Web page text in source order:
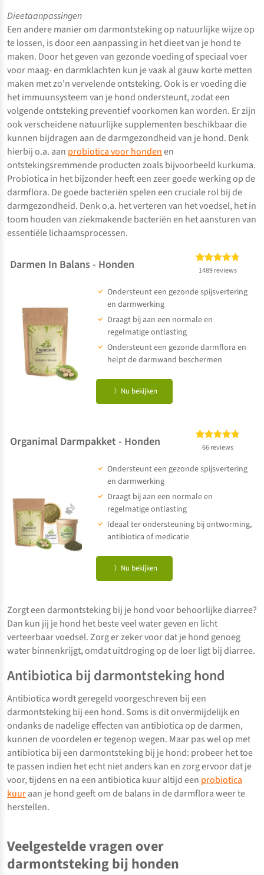
Dieetaanpassingen
Een andere manier om darmontsteking op natuurlijke wijze op
te lossen, is door een aanpassing in het dieet van je hond te
maken. Door het geven van gezonde voeding of speciaal voer
voor maag- en darmklachten kun je vaak al gauw korte metten
maken met zo’n vervelende ontsteking. Ook is er voeding die
het immuunsysteem van je hond ondersteunt, zodat een
volgende ontsteking preventief voorkomen kan worden. Er zijn
ook verscheidene natuurlijke supplementen beschikbaar die
kunnen bijdragen aan de darmgezondheid van je hond. Denk
hierbij o.a. aan probiotica voor hondenen
ontstekingsremmende producten zoals bijvoorbeeld kurkuma.
Probiotica in het bijzonder heeft een zeer goede werking op de
darmflora. De goede bacteriën spelen een cruciale rol bij de
darmgezondheid. Denk o.a. het verteren van het voedsel, het in
toom houden van ziekmakende bacteriën en het aansturen van
essentiële lichaamsprocessen.
Darmen In Balans - Honden
Gewaardeerd
gebaseerd
1489
1489 reviews
Ondersteunt een gezonde spijsvertering
en darmwerking
Draagt bij aan een normale en
regelmatige ontlasting
Ondersteunt een gezonde darmflora en
helpt de darmwand beschermen
Nu bekijken
Organimal Darmpakket - Honden
Gewaardeerd
gebaseerd
6666 reviews
Ondersteunt een gezonde spijsvertering
en darmwerking
Draagt bij aan een normale en
regelmatige ontlasting
Ideaal ter ondersteuning bij ontworming,
antibiotica of medicatie
Nu bekijken
Zorgt een darmontsteking bij je hond voor behoorlijke diarree?
Dan kun jij je hond het beste veel water geven en licht
verteerbaar voedsel. Zorg er zeker voor dat je hond genoeg
water binnenkrijgt, omdat uitdroging op de loer ligt bij diarree.
Antibiotica bij darmontsteking hond
Antibiotica wordt geregeld voorgeschreven bij een
darmontsteking bij een hond. Soms is dit onvermijdelijk en
ondanks de nadelige effecten van antibiotica op de darmen,
kunnen de voordelen er tegenop wegen. Maar pas wel op met
antibiotica bij een darmontsteking bij je hond: probeer het toe
te passen indien het echt niet anders kan en zorg ervoor dat je
voor, tijdens en na een antibiotica kuur altijd een probiotica
kuuraan je hond geeft om de balans in de darmflora weer te
herstellen.
Veelgestelde vragen over
darmontsteking bij honden